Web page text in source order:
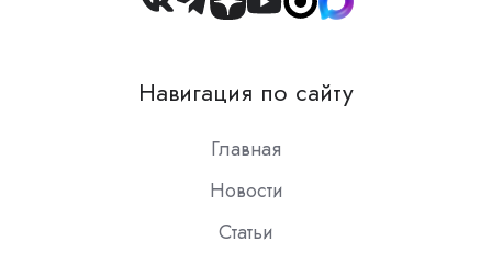
Join
Slack
Навигация по сайту
Главная
Новости
Статьи